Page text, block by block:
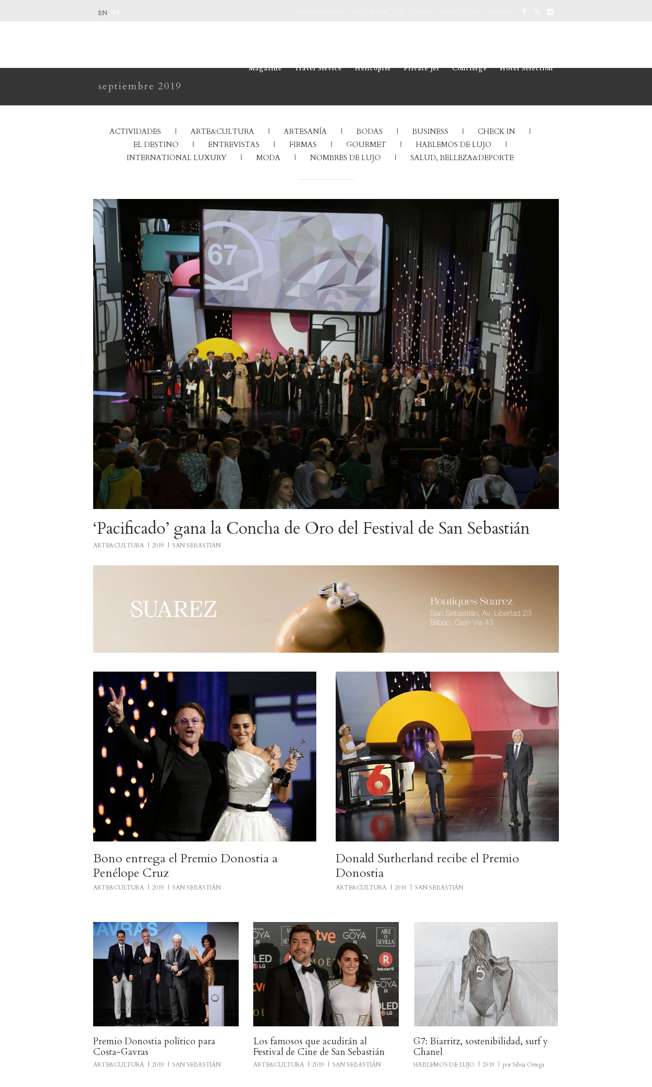
EN
Magazine Travel Service Helicopter Private Jet Concierge Hotel Selection
septiembre 2019
ACTIVIDADES ARTE&CULTURA ARTESANÍA BODAS BUSINESS
CHECK IN
EL DESTINO
ENTREVISTAS FIRMAS GOURMET
HABLEMOS DE LUJO
INTERNATIONAL LUXURY
MODA NOMBRES DE LUJO SALUD, BELLEZA&DEPORTE
‘Pacificado’ gana la Concha de Oro del Festival de San Sebastián
ARTE&CULTURA 2019 SAN SEBASTIÁN
Bono entrega el Premio Donostia a
Penélope Cruz
ARTE&CULTURA 2019 SAN SEBASTIÁN
Donald Sutherland recibe el Premio
Donostia
ARTE&CULTURA 2019 SAN SEBASTIÁN
Premio Donostia político para
Costa-Gavras
ARTE&CULTURA 2019 SAN SEBASTIÁN
Los famosos que acudirán al
Festival de Cine de San Sebastián
ARTE&CULTURA 2019 SAN SEBASTIÁN
G7: Biarritz, sostenibilidad, surf y
Chanel
HABLEMOS DE LUJO 2019 por Silvia Ortega